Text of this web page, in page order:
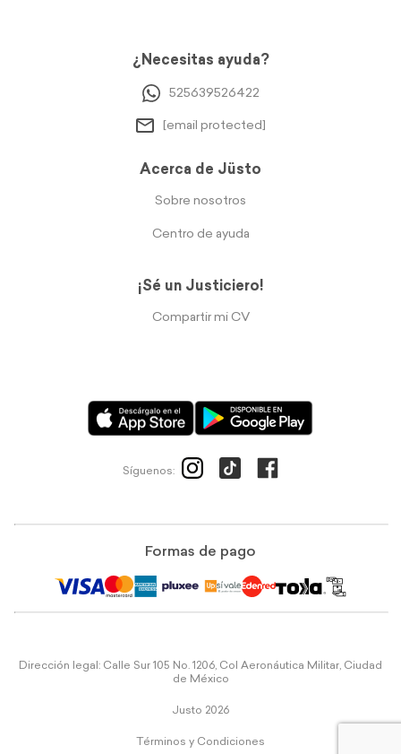
¿Necesitas ayuda?
525639526422
[email protected]
Acerca de Jüsto
Sobre nosotros
Centro de ayuda
¡Sé un Justiciero!
Compartir mi CV
Síguenos:
Formas de pago
Dirección legal: Calle Sur 105 No. 1206, Col Aeronáutica Militar, Ciudad
de México
Justo 2026
Términos y Condiciones